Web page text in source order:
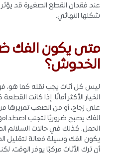
عند فقدان القطع الصغيرة قد
شكلها النهائي.
متى يكون الفك
الخدوش؟
ليس كل أثاث يجب نقله كما هو،
الخيار الأكثر أمانًا. إذا كانت
على زجاج، أو من الصعب تمريرها من
الفك يصبح ضروريًا لتجنب اصطدامها
الحمل. كذلك في حالات السلالم
يكون الفك وسيلة فعالة لتقليل
أن ترك الأثاث مركبًا يوفر الوقت،